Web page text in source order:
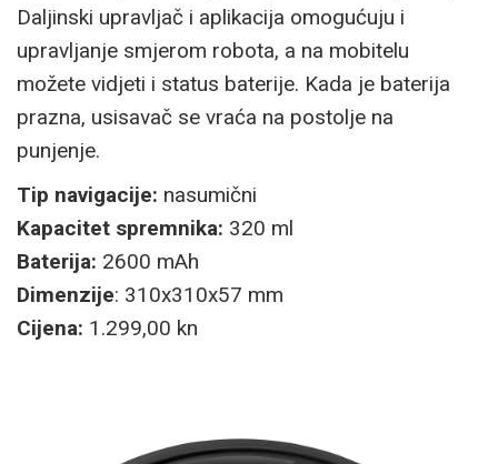
Daljinski upravljač i aplikacija omogućuju i
upravljanje smjerom robota, a na mobitelu
možete vidjeti i status baterije. Kada je baterija
prazna, usisavač se vraća na postolje na
punjenje.
Tip navigacije: nasumični
Kapacitet spremnika: 320 ml
Baterija: 2600 mAh
Dimenzije: 310x310x57 mm
Cijena: 1.299,00 kn